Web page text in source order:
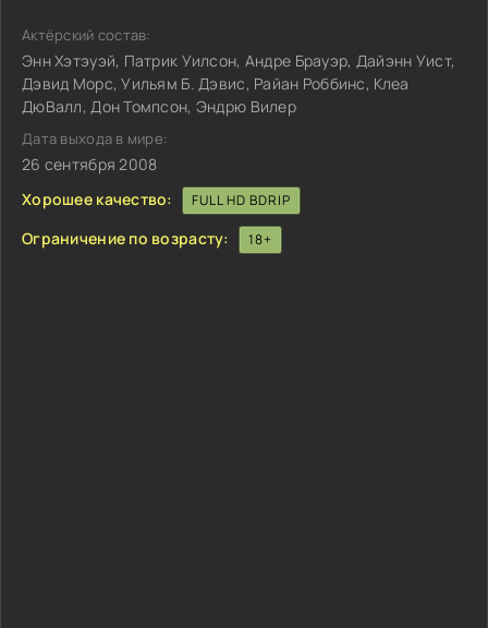
Актёрский состав:
Энн Хэтэуэй, Патрик Уилсон, Андре Брауэр, Дайэнн Уист,
Дэвид Морс, Уильям Б. Дэвис, Райан Роббинс, Клеа
ДюВалл, Дон Томпсон, Эндрю Вилер
Дата выхода в мире:
26 сентября 2008
Хорошее качество:
FULL HD BDRIP
Ограничение по возрасту: 18+